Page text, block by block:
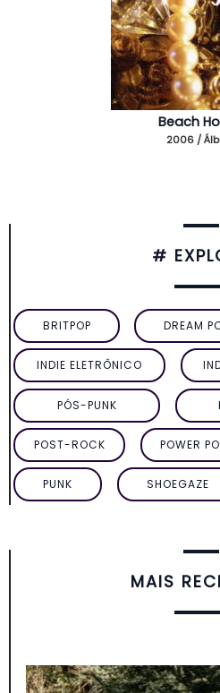
Beach
2006 /
#
BRITPOP DREAM
INDIE ELETRÔNICO
PÓS-PUNK
POST-ROCK POWER
PUNK SHOEGAZE
MAIS